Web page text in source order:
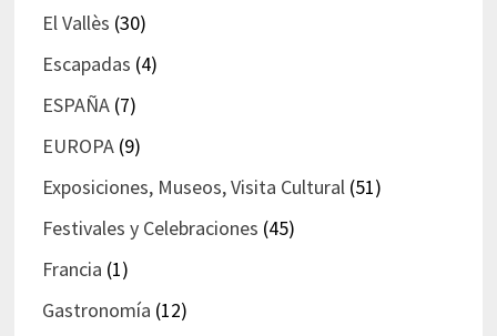
El Vallès (30)
Escapadas (4)
ESPAÑA(7)
EUROPA(9)
Exposiciones, Museos, Visita Cultural (51)
Festivales y Celebraciones (45)
Francia (1)
Gastronomía (12)